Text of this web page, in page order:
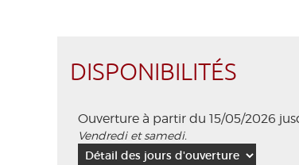
DISPONIBILITÉS
Ouverture à partir du 15/05/2026
Vendredi et samedi.